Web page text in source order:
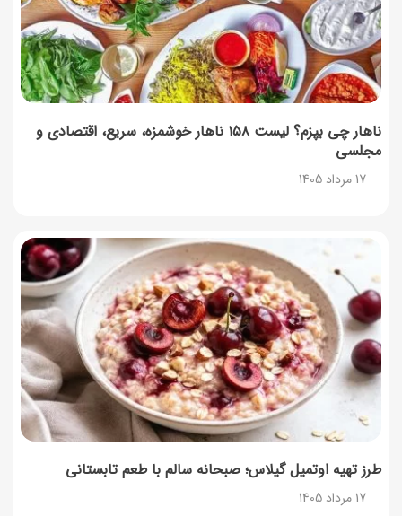
ناهار چی بپزم؟ لیست ۱۵۸ ناهار خوشمزه، سریع، اقتصادی و
مجلسی
17 مرداد 1405
طرز تهیه اوتمیل گیلاس؛ صبحانه سالم با طعم تابستانی
17 مرداد 1405
لیست شهرهای فعال اُکالا
17 مرداد 1405
روش‌های استعلام کالابرگ (فعال بودن و موجودی)
17 مرداد 1405
نحوه دریافت رمز خرید کالابرگ برای خرید آنلاین (رمز
یکبارمصرف کالابرگ)
17 مرداد 1405
طرز تهیه مارمالاد انجیر خوشرنگ+ نکات شکرک نزدن
16 مرداد 1405